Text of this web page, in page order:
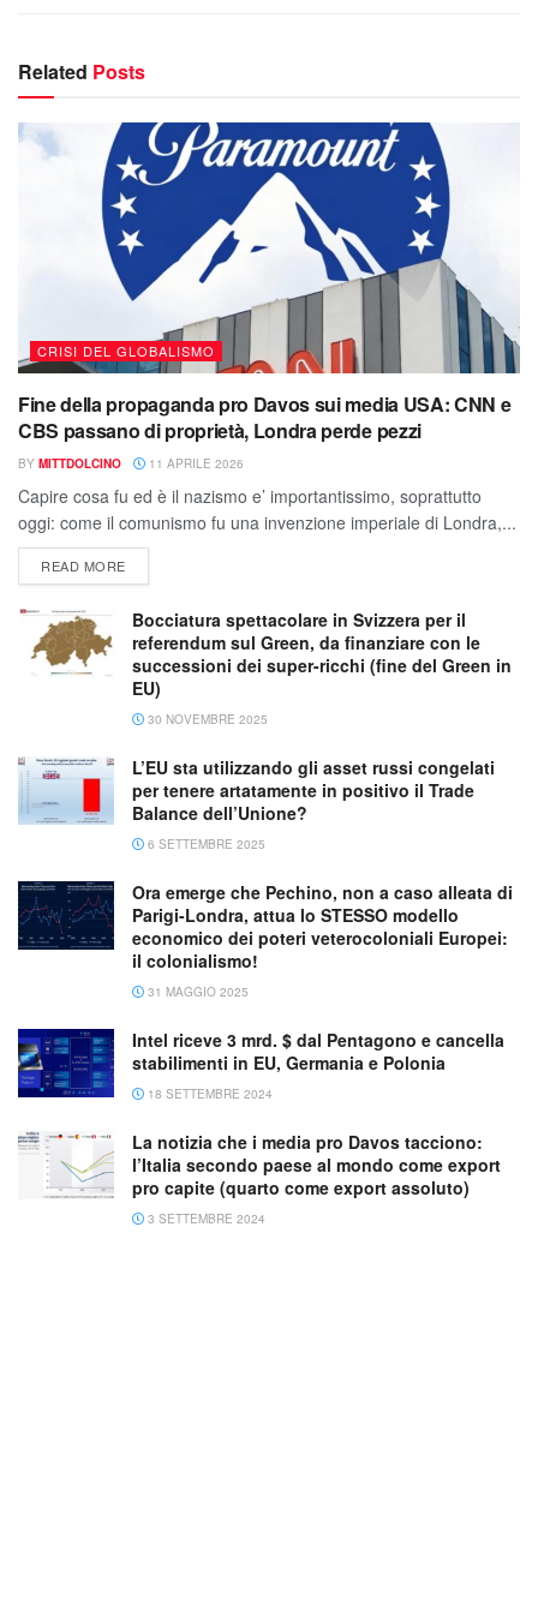
Related Posts
CRISI DEL GLOBALISMO
Fine della propaganda pro Davos sui media USA: CNN e
CBS passano di proprietà, Londra perde pezzi
BY MITTDOLCINO 11 APRILE 2026
Capire cosa fu ed è il nazismo e’ importantissimo, soprattutto
oggi: come il comunismo fu una invenzione imperiale di Londra,...
READ MORE
Bocciatura spettacolare in Svizzera per il
referendum sul Green, da finanziare con le
successioni dei super-ricchi (fine del Green in
EU)
30 NOVEMBRE 2025
L’EU sta utilizzando gli asset russi congelati
per tenere artatamente in positivo il Trade
Balance dell’Unione?
6 SETTEMBRE 2025
Ora emerge che Pechino, non a caso alleata di
Parigi-Londra, attua lo STESSO modello
economico dei poteri veterocoloniali Europei:
il colonialismo!
31 MAGGIO 2025
Intel riceve 3 mrd. $ dal Pentagono e cancella
stabilimenti in EU, Germania e Polonia
18 SETTEMBRE 2024
La notizia che i media pro Davos tacciono:
l’Italia secondo paese al mondo come export
pro capite (quarto come export assoluto)
3 SETTEMBRE 2024